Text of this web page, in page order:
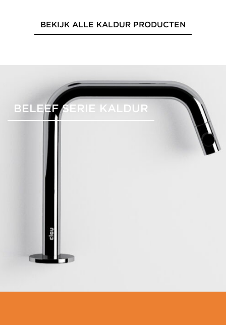
BEKIJK ALLE KALDUR PRODUCTEN
BELEEF SERIE KALDUR